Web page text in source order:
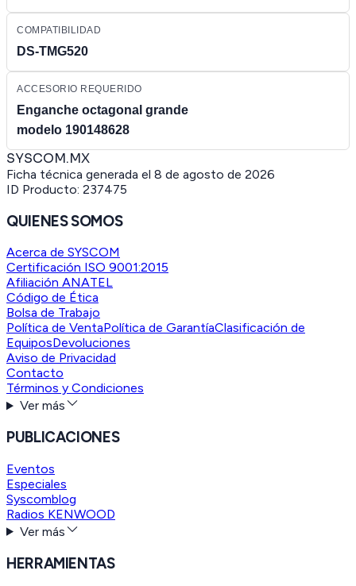
COMPATIBILIDAD
DS-TMG520
ACCESORIO REQUERIDO
Enganche octagonal grande
modelo 190148628
SYSCOM.MX
Ficha técnica generada el 8 de agosto de 2026
ID Producto: 237475
QUIENES SOMOS
Acerca de SYSCOM
Certificación ISO 9001:2015
Afiliación ANATEL
Código de Ética
Bolsa de Trabajo
Política de VentaPolítica de GarantíaClasificación de
EquiposDevoluciones
Aviso de Privacidad
Contacto
Términos y Condiciones
Ver más
PUBLICACIONES
Eventos
Especiales
Syscomblog
Radios KENWOOD
Ver más
HERRAMIENTAS